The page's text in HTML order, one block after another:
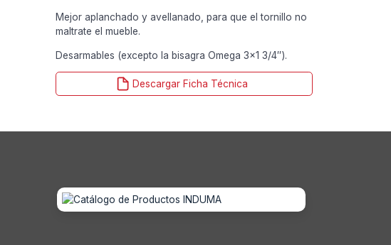
Mejor aplanchado y avellanado, para que el tornillo no
maltrate el mueble.
Desarmables (excepto la bisagra Omega 3×1 3/4″).
Descargar Ficha Técnica